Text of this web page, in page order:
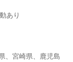
あり
、宮崎県、鹿児島